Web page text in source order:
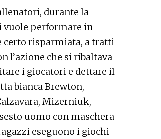
durante la
vuole performare in
certo risparmiata, a tratti
l’azione che si ribaltava
i giocatori e dettare il
bianca Brewton,
Mizerniuk,
uomo con maschera
eseguono i giochi